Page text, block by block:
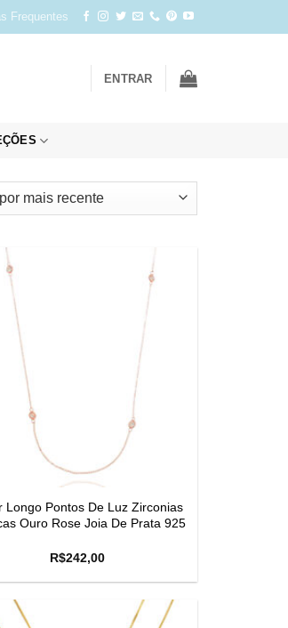
Frequentes
ENTRAR
Longo Pontos De Luz Zirconias
Ouro Rose Joia De Prata 925
R$242,00